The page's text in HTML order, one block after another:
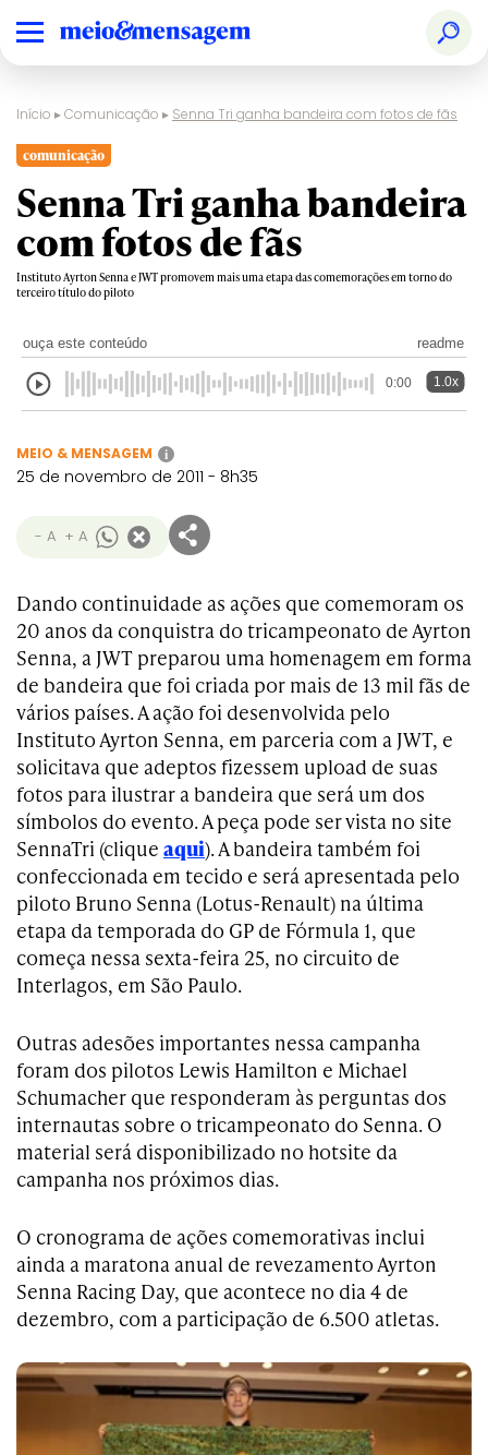
Início ▸Comunicação ▸ Senna Tri ganha bandeira com fotos de fãs
comunicação
Senna Tri ganha bandeira
com fotos de fãs
Instituto Ayrton Senna e JWT promovem mais uma etapa das comemorações em torno do
terceiro título do piloto
ouça este conteúdo readme
0:00 1.0x
MEIO & MENSAGEM i
25 de novembro de 2011 - 8h35
- A + A
Dando continuidade as ações que comemoram os
20 anos da conquistra do tricampeonato de Ayrton
Senna, a JWT preparou uma homenagem em forma
de bandeira que foi criada por mais de 13 mil fãs de
vários países. A ação foi desenvolvida pelo
Instituto Ayrton Senna, em parceria com a JWT, e
solicitava que adeptos fizessem upload de suas
fotos para ilustrar a bandeira que será um dos
símbolos do evento. A peça pode ser vista no site
SennaTri (clique aqui). A bandeira também foi
confeccionada em tecido e será apresentada pelo
piloto Bruno Senna (Lotus-Renault) na última
etapa da temporada do GP de Fórmula 1, que
começa nessa sexta-feira 25, no circuito de
Interlagos, em São Paulo.
Outras adesões importantes nessa campanha
foram dos pilotos Lewis Hamilton e Michael
Schumacher que responderam às perguntas dos
internautas sobre o tricampeonato do Senna. O
material será disponibilizado no hotsite da
campanha nos próximos dias.
O cronograma de ações comemorativas inclui
ainda a maratona anual de revezamento Ayrton
Senna Racing Day, que acontece no dia 4 de
dezembro, com a participação de 6.500 atletas.